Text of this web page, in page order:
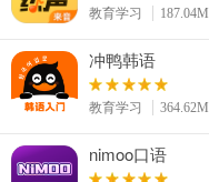
43款应用
系统工具
647款应用
娱乐资讯
教育学习 187.04M
冲鸭韩语
教育学习 364.62M
nimoo口语